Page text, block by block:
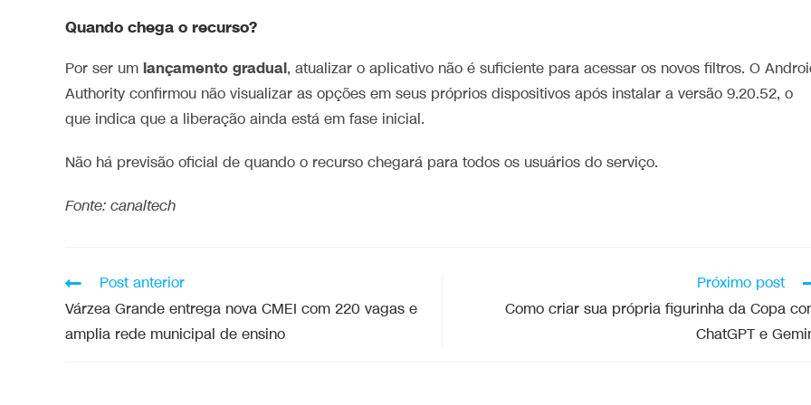
Quando chega o recurso?
Por ser um lançamento gradual, atualizar o aplicativo não é suficiente para acessar os novos filtros. O
Authority confirmou não visualizar as opções em seus próprios dispositivos após instalar a versão 9.20.52, o
que indica que a liberação ainda está em fase inicial.
Não há previsão oficial de quando o recurso chegará para todos os usuários do serviço.
Fonte: canaltech
Post anterior
Várzea Grande entrega nova CMEI com 220 vagas e
amplia rede municipal de ensino
Próximo post
Como criar sua própria figurinha da Copa
ChatGPT e